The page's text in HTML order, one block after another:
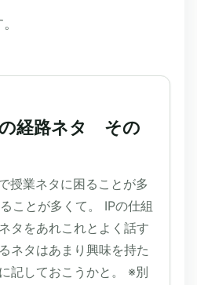
経路ネタ その
授業ネタに困ることが多
ことが多くて。 IPの仕組
タをあれこれとよく話す
ネタはあまり興味を持た
記しておこうかと。 ※別